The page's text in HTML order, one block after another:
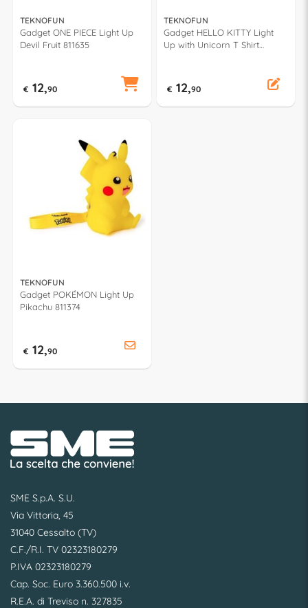
TEKNOFUN
Gadget ONE PIECE Light Up
Devil Fruit 811635
€ 12,90
TEKNOFUN
Gadget HELLO KITTY Light
Up with Unicorn T Shirt
€ 12,90
TEKNOFUN
Gadget POKÉMON Light Up
Pikachu 811374
€ 12,90
SME S.p.A. S.U.
Via Vittoria, 45
31040 Cessalto (TV)
C.F./R.I. TV 02323180279
P.IVA 02323180279
Cap. Soc. Euro 3.360.500 i.v.
R.E.A. di Treviso n. 327835